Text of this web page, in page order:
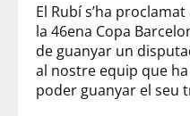
El Rubí s’ha
la 46ena Copa
de guanyar un
al nostre equip que
poder guanyar el seu